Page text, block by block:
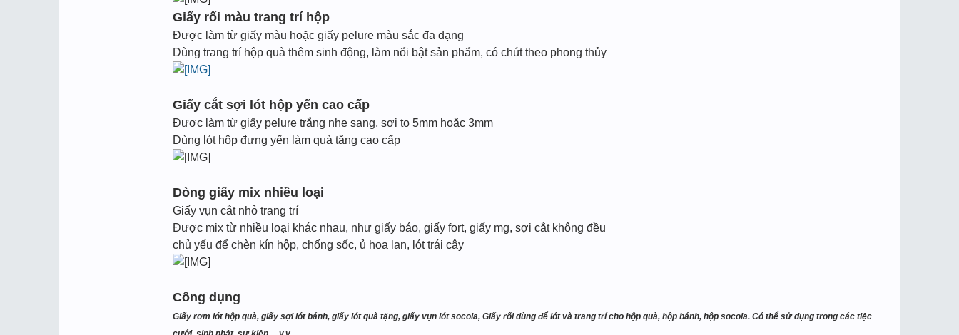
Giấy rối màu trang trí hộp
Được làm từ giấy màu hoặc giấy pelure màu sắc đa dạng
Dùng trang trí hộp quà thêm sinh động, làm nổi bật sản phẩm, có chút theo phong thủy
Giấy cắt sợi lót hộp yến cao cấp
Được làm từ giấy pelure trắng nhẹ sang, sợi to 5mm hoặc 3mm
Dùng lót hộp đựng yến làm quà tăng cao cấp
Dòng giấy mix nhiều loại
Giấy vụn cắt nhỏ trang trí
Được mix từ nhiều loại khác nhau, như giấy báo, giấy fort, giấy mg, sợi cắt không đều
chủ yếu để chèn kín hộp, chống sốc, ủ hoa lan, lót trái cây
Công dụng
Giấy rơm lót hộp quà, giấy sợi lót bánh, giấy lót quà tặng, giấy vụn lót socola, Giấy rối dùng để lót và trang trí cho hộp quà, hộp bánh, hộp socola. Có thể sử dụng trong các tiệc